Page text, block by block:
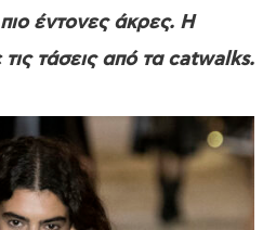
έντονες άκρες. Η
τάσεις από τα catwalks.